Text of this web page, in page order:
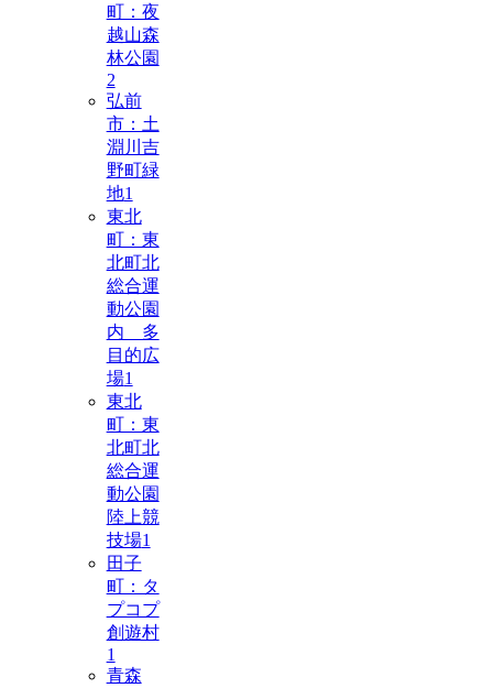
町：夜
越山森
林公園
2
弘前
市：土
淵川吉
野町緑
地1
東北
町：東
北町北
総合運
動公園
内 多
目的広
場1
東北
町：東
北町北
総合運
動公園
陸上競
技場1
田子
町：タ
プコプ
創遊村
1
青森